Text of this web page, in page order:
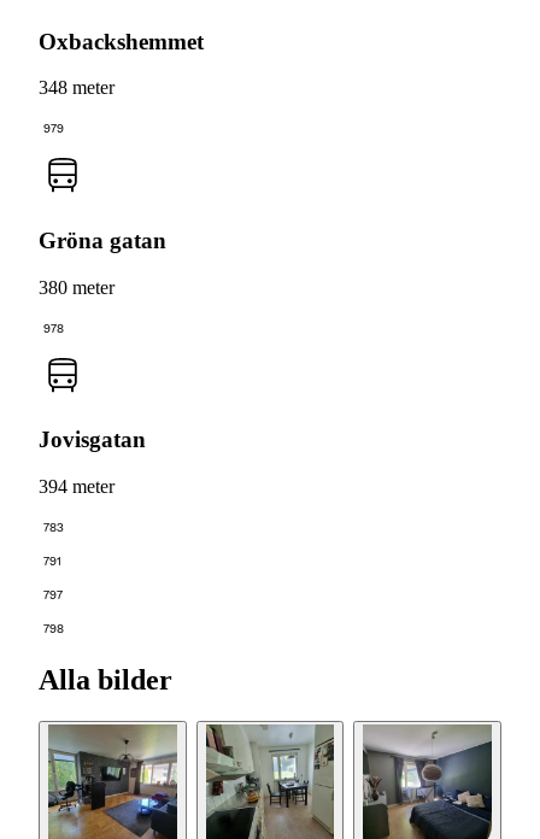
Oxbackshemmet
348 meter
979
Gröna gatan
380 meter
978
Jovisgatan
394 meter
783
791
797
798
Alla bilder